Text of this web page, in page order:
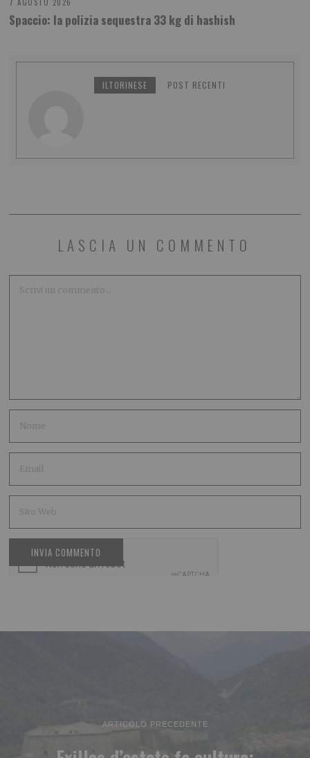
7 AGOSTO 2026
Spaccio: la polizia sequestra 33 kg di hashish
ILTORINESE POST RECENTI
LASCIA UN COMMENTO
ARTICOLO PRECEDENTE